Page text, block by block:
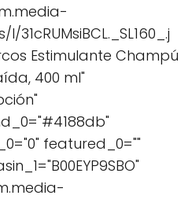
Estimulante Champú
400 ml"
featured_0=""